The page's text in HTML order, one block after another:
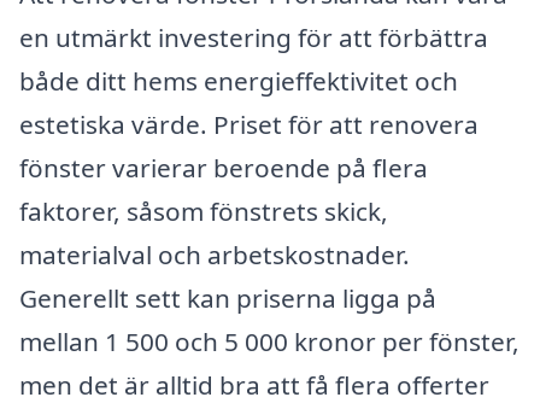
en utmärkt investering för att förbättra
både ditt hems energieffektivitet och
estetiska värde. Priset för att renovera
fönster varierar beroende på flera
faktorer, såsom fönstrets skick,
materialval och arbetskostnader.
Generellt sett kan priserna ligga på
mellan 1 500 och 5 000 kronor per fönster,
men det är alltid bra att få flera offerter